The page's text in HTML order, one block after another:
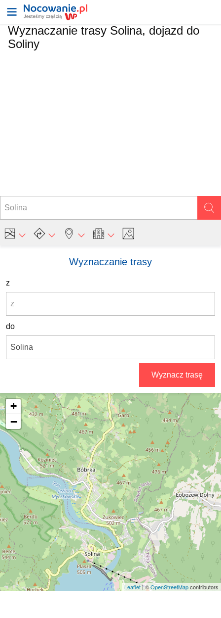
Wyznaczanie trasy Solina, dojazd do
Soliny
Wyznaczanie trasy
z
do
Wyznacz trasę
+
−
Leaflet| ©OpenStreetMapcontributors